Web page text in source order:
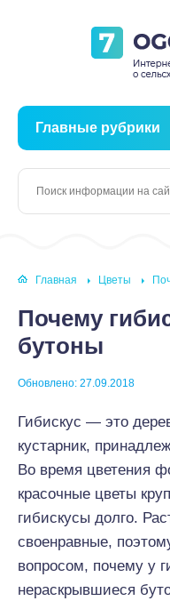
Главные рубрики
Главная Цветы
Почему
бутоны
Обновлено: 27.09.2018
Гибискус — это
кустарник,
Во время цветения
красочные цветы
гибискусы долго.
своенравные,
вопросом, почему у
нераскрывшиеся